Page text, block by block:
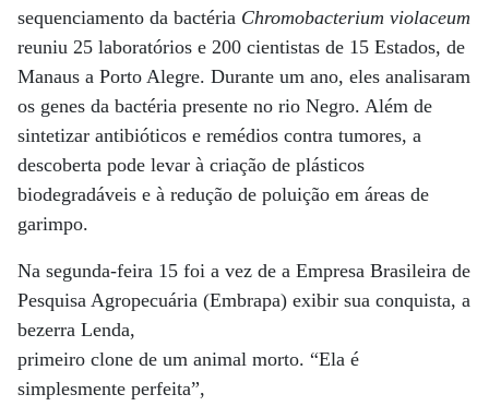
sequenciamento da bactéria Chromobacterium violaceum
reuniu 25 laboratórios e 200 cientistas de 15 Estados, de
Manaus a Porto Alegre. Durante um ano, eles analisaram
os genes da bactéria presente no rio Negro. Além de
sintetizar antibióticos e remédios contra tumores, a
descoberta pode levar à criação de plásticos
biodegradáveis e à redução de poluição em áreas de
garimpo.
Na segunda-feira 15 foi a vez de a Empresa Brasileira de
Pesquisa Agropecuária (Embrapa) exibir sua conquista, a
bezerra Lenda,
primeiro clone de um animal morto. “Ela é
simplesmente perfeita”,